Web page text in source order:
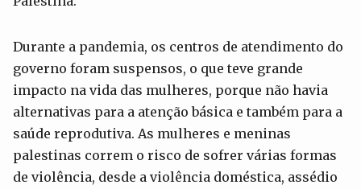
Durante a pandemia, os centros de atendimento do
governo foram suspensos, o que teve grande
impacto na vida das mulheres, porque não havia
alternativas para a atenção básica e também para a
saúde reprodutiva. As mulheres e meninas
palestinas correm o risco de sofrer várias formas
de violência, desde a violência doméstica, assédio